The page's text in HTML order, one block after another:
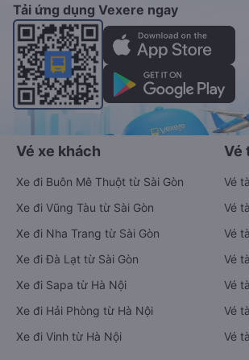
Tải ứng dụng Vexere ngay
Vé xe khách
Xe đi Buôn Mê Thuột từ Sài Gòn
Xe đi Vũng Tàu từ Sài Gòn
Xe đi Nha Trang từ Sài Gòn
Xe đi Đà Lạt từ Sài Gòn
Xe đi Sapa từ Hà Nội
Xe đi Hải Phòng từ Hà Nội
Xe đi Vinh từ Hà Nội
Vé
Vé
Vé
Vé
Vé
Vé
Vé
Vé